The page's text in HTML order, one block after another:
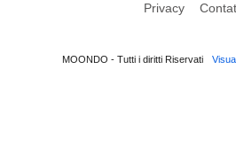
Privacy
MOONDO - Tutti i diritti Riservati